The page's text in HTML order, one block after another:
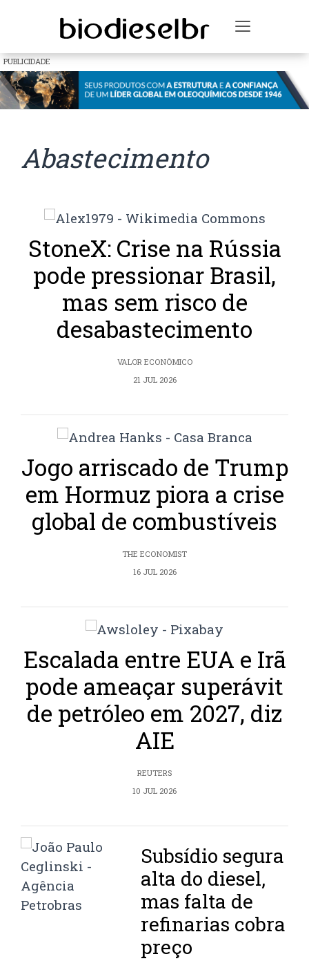
Toggle
PUBLICIDADE
Abastecimento
StoneX: Crise na Rússia
pode pressionar Brasil,
mas sem risco de
desabastecimento
VALOR ECONÔMICO
21 JUL 2026
Jogo arriscado de Trump
em Hormuz piora a crise
global de combustíveis
THE ECONOMIST
16 JUL 2026
Escalada entre EUA e Irã
pode ameaçar superávit
de petróleo em 2027, diz
AIE
REUTERS
10 JUL 2026
Subsídio segura
alta do diesel,
mas falta de
refinarias cobra
preço